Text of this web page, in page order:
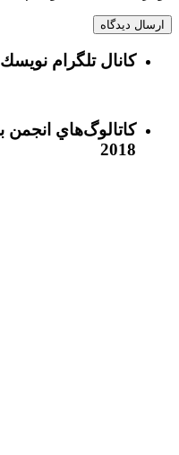
كانال تلگرام نويسك
2018